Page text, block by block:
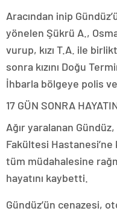
Aracından inip
yönelen Şükrü A.,
vurup, kızı T.A. ile
sonra kızını Doğu
İhbarla bölgeye polis
17 GÜN SONRA
Ağır yaralanan
Fakültesi Hastanesi’ne
tüm müdahalesine
hayatını kaybetti.
Gündüz’ün cenazesi,